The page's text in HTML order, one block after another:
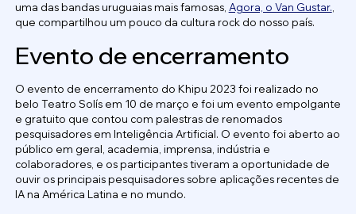
uma das bandas uruguaias mais famosas, Agora, o Van Gustar.,
que compartilhou um pouco da cultura rock do nosso país.
Evento de encerramento
O evento de encerramento do Khipu 2023 foi realizado no
belo Teatro Solís em 10 de março e foi um evento empolgante
e gratuito que contou com palestras de renomados
pesquisadores em Inteligência Artificial. O evento foi aberto ao
público em geral, academia, imprensa, indústria e
colaboradores, e os participantes tiveram a oportunidade de
ouvir os principais pesquisadores sobre aplicações recentes de
IA na América Latina e no mundo.